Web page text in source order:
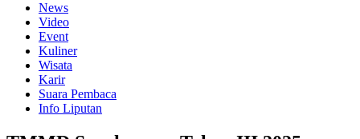
News
Video
Event
Kuliner
Wisata
Karir
Suara Pembaca
Info Liputan